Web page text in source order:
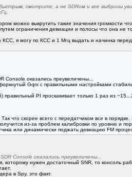
смотрите, а не SDRом и все выбросы
можно выкрутить такие значения громкости
ограничения девиации и полосы что она не
КСС, я могу по КСС и 1 Мгц выдать и начинка
Console оказались преувеличены...
Gqrx с правильными настройками
правильный PI проскакивает только 1 раз из
что скорее всего с передатчиком все в
из-за проблем калибровки по уровню и
или динамически поджать девиацию FM
Console оказались преувеличены...
которому нужен достаточный SNR, то консоль
в Spy, это факт.